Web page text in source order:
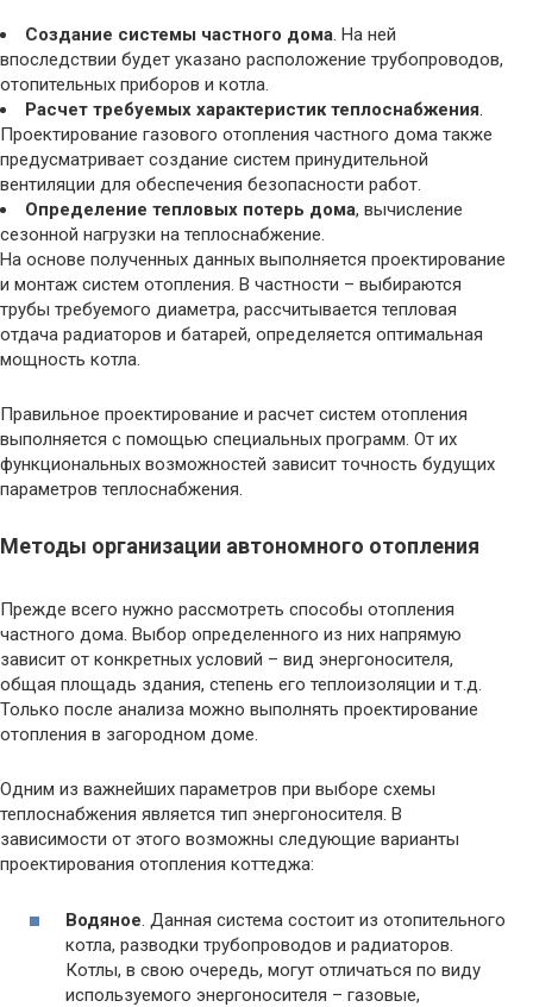
Создание системы частного дома. На ней
впоследствии будет указано расположение трубопроводов,
отопительных приборов и котла.
Расчет требуемых характеристик теплоснабжения.
Проектирование газового отопления частного дома также
предусматривает создание систем принудительной
вентиляции для обеспечения безопасности работ.
Определение тепловых потерь дома, вычисление
сезонной нагрузки на теплоснабжение.
На основе полученных данных выполняется проектирование
и монтаж систем отопления. В частности – выбираются
трубы требуемого диаметра, рассчитывается тепловая
отдача радиаторов и батарей, определяется оптимальная
мощность котла.
Правильное проектирование и расчет систем отопления
выполняется с помощью специальных программ. От их
функциональных возможностей зависит точность будущих
параметров теплоснабжения.
Методы организации автономного отопления
Прежде всего нужно рассмотреть способы отопления
частного дома. Выбор определенного из них напрямую
зависит от конкретных условий – вид энергоносителя,
общая площадь здания, степень его теплоизоляции и т.д.
Только после анализа можно выполнять проектирование
отопления в загородном доме.
Одним из важнейших параметров при выборе схемы
теплоснабжения является тип энергоносителя. В
зависимости от этого возможны следующие варианты
проектирования отопления коттеджа:
Водяное. Данная система состоит из отопительного
котла, разводки трубопроводов и радиаторов.
Котлы, в свою очередь, могут отличаться по виду
используемого энергоносителя – газовые,